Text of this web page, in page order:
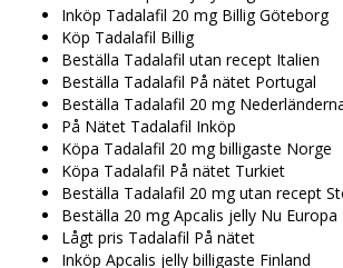
Inköp Tadalafil 20 mg Billig Göteborg
Köp Tadalafil Billig
Beställa Tadalafil utan recept Italien
Beställa Tadalafil På nätet Portugal
Beställa Tadalafil 20 mg
På Nätet Tadalafil Inköp
Köpa Tadalafil 20 mg billigaste Norge
Köpa Tadalafil På nätet Turkiet
Beställa Tadalafil 20 mg utan recept
Beställa 20 mg Apcalis jelly Nu Europa
Lågt pris Tadalafil På nätet
Inköp Apcalis jelly billigaste Finland